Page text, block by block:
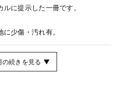
に提示した一冊です。
少傷・汚れ有。
続きを見る ▼